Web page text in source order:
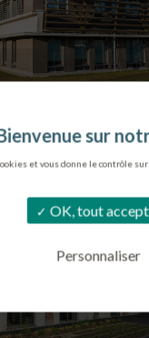
et vous donne le contrôle
OK, tout
Personnaliser